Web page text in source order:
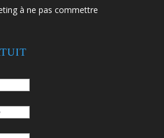
à ne pas commettre